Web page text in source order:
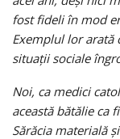
fost fideli în mod
Exemplul lor arată
situații sociale
Noi, ca medici
această bătălie ca
Sărăcia materială